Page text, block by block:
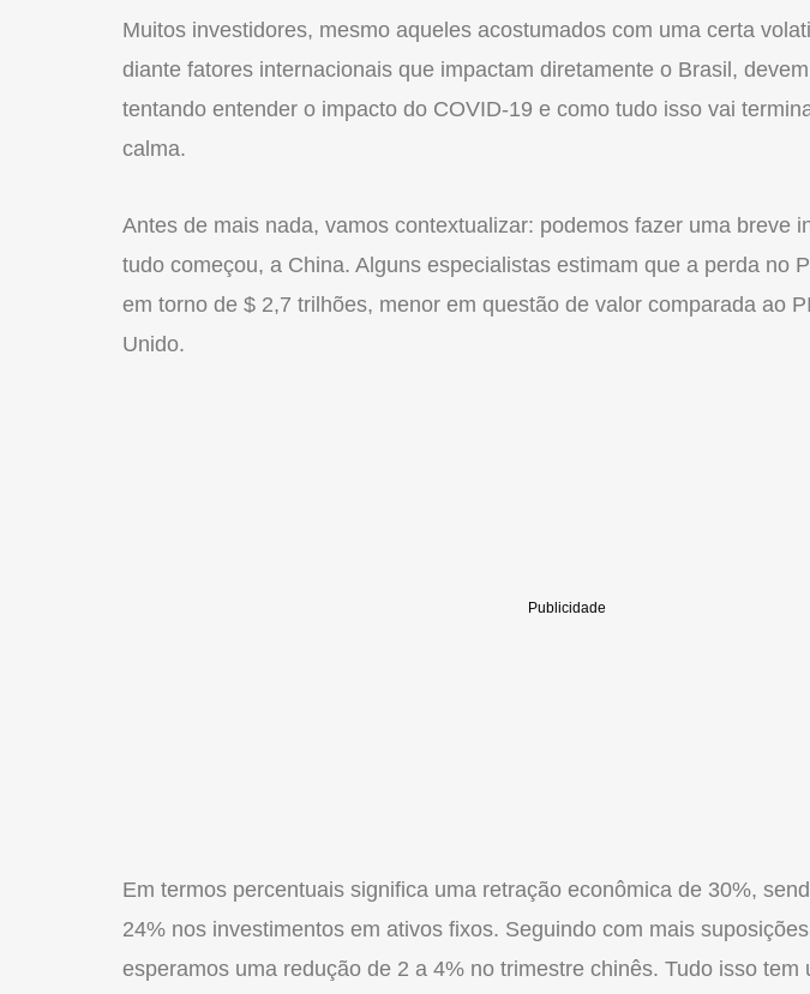
Muitos investidores, mesmo aqueles acostumados com uma certa
diante fatores internacionais que impactam diretamente o Brasil,
tentando entender o impacto do COVID-19 e como tudo isso vai
calma.
Antes de mais nada, vamos contextualizar: podemos fazer uma breve
tudo começou, a China. Alguns especialistas estimam que a perda no
em torno de $ 2,7 trilhões, menor em questão de valor comparada ao
Unido.
Em termos percentuais significa uma retração econômica de 30%,
24% nos investimentos em ativos fixos. Seguindo com mais
esperamos uma redução de 2 a 4% no trimestre chinês. Tudo isso tem